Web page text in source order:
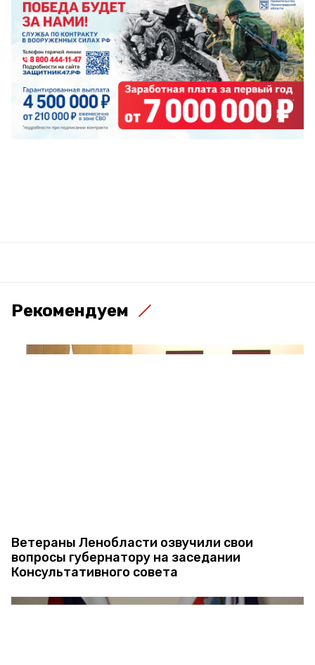
Рекомендуем
Ветераны Ленобласти озвучили свои
вопросы губернатору на заседании
Консультативного совета